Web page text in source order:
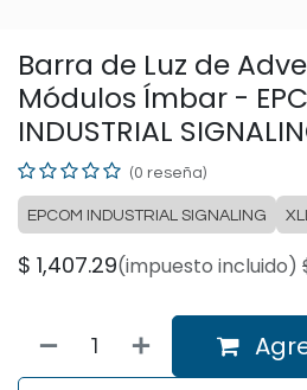
Barra de Luz de
Módulos Ímbar -
INDUSTRIAL
(0 reseña)
EPCOM INDUSTRIAL SIGNALING
$ 1,407.29(impuesto incluido)